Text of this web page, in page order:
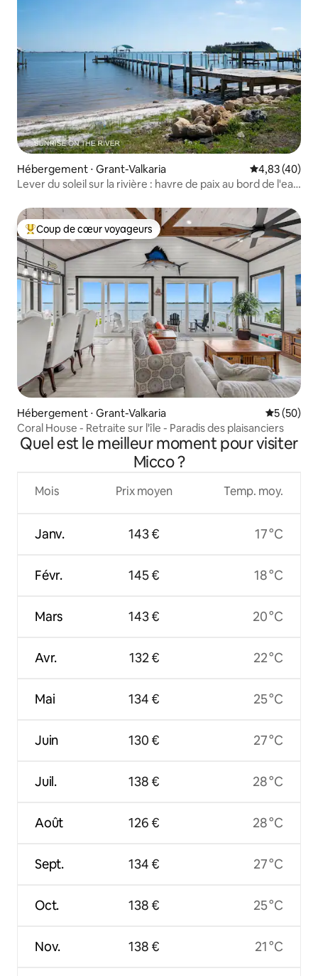
Hébergement ⋅ Grant-Valkaria Évaluation
4,83 (40)
Lever du soleil sur la rivière : havre de paix au bord de l'eau
Coups de cœur voyageurs les plus appréciés
Coup de cœur voyageurs
Hébergement ⋅ Grant-Valkaria
5 (50)
Coral House - Retraite sur l'île - Paradis des plaisanciers
Quel est le meilleur moment pour visiter
Micco ?
Mois
Janv.
Févr.
Mars
Avr.
Mai
Juin
Juil.
Août
Sept.
Oct.
Nov.
Prix moyen
143 €
145 €
143 €
132 €
134 €
130 €
138 €
126 €
134 €
138 €
138 €
Temp. moy.
17 °C
18 °C
20 °C
22 °C
25 °C
27 °C
28 °C
28 °C
27 °C
25 °C
21 °C